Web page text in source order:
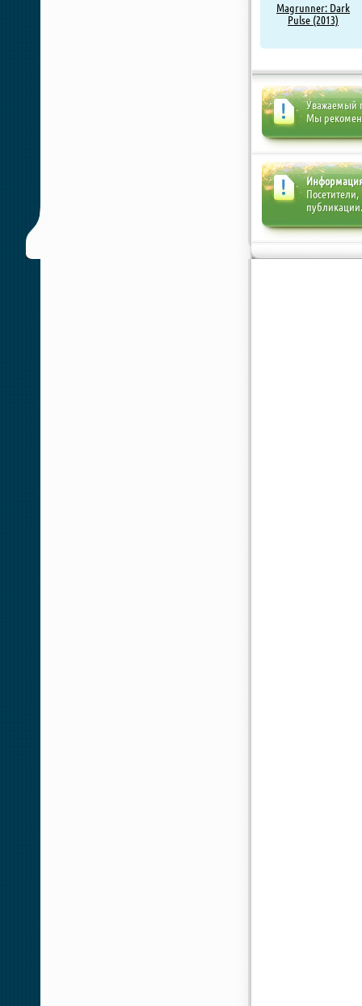
Magrunner: Dark
Pulse (2013)
Уважаемый
Мы
публикации.